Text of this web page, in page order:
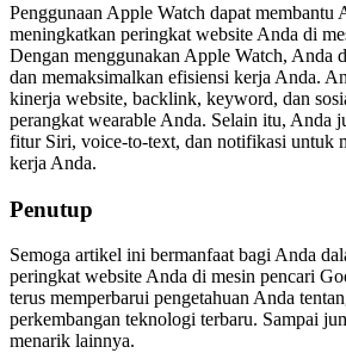
Penggunaan Apple Watch dapat membantu
meningkatkan peringkat website Anda di
Dengan menggunakan Apple Watch, Anda
dan memaksimalkan efisiensi kerja Anda.
kinerja website, backlink, keyword, dan
perangkat wearable Anda. Selain itu, Anda
fitur Siri, voice-to-text, dan notifikasi untuk
kerja Anda.
Penutup
Semoga artikel ini bermanfaat bagi Anda
peringkat website Anda di mesin pencari
terus memperbarui pengetahuan Anda
perkembangan teknologi terbaru. Sampai
menarik lainnya.